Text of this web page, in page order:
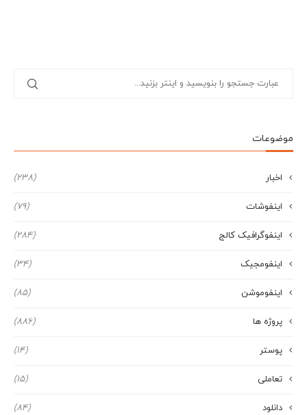
موضوعات
اخبار (238)
اینفوشات (79)
اینفوگرافیک کالج (284)
اینفومجیک (34)
اینفوموشن (85)
پروژه ها (886)
پوستر (14)
تعاملی (15)
دانلود (84)